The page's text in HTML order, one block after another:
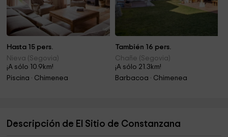
Hasta 15 pers.
Nieva (Segovia)
¡A sólo 10.9km!
Piscina · Chimenea
También 16 pers.
Chañe (Segovia)
¡A sólo 21.3km!
Barbacoa · Chimenea
Descripción de El Sitio de Constanzana